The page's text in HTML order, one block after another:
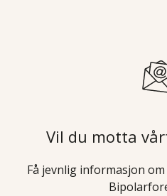
Vil du motta
Få jevnlig informasjon